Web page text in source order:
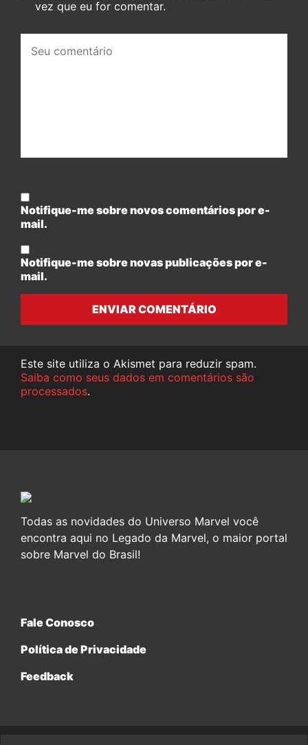
vez que eu for comentar.
comentário:
Notifique-me sobre novos comentários por e-
mail.
Notifique-me sobre novas publicações por e-
mail.
ENVIAR COMENTÁRIO
Este site utiliza o Akismet para reduzir spam.
Saiba como seus dados em comentários são
processados.
Todas as novidades do Universo Marvel você
encontra aqui no Legado da Marvel, o maior portal
sobre Marvel do Brasil!
Fale Conosco
Política de Privacidade
Feedback